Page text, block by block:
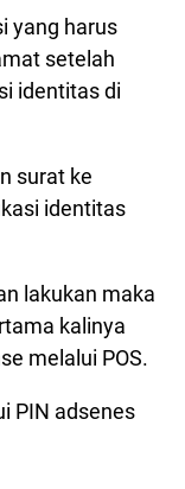
Dikirim
yang harus
setelah
identitas di
surat ke
identitas
lakukan maka
kalinya
melalui POS.
PIN adsenes